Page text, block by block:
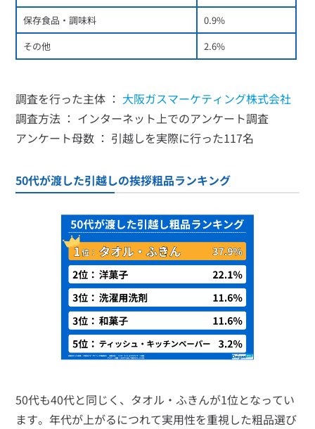
保存食品・調味料
0.9%
その他
2.6%
調査を行った主体 ： 大阪ガスマーケティング株式会社
調査方法 ： インターネット上でのアンケート調査
アンケート母数 ： 引越しを実際に行った117名
50代が渡した引越しの挨拶粗品ランキング
50代も40代と同じく、タオル・ふきんが1位となってい
ます。年代が上がるにつれて実用性を重視した粗品選び